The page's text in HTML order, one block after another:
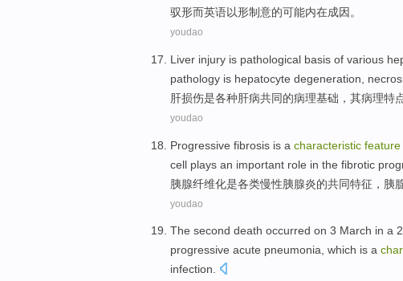
驭形而英语以形制意的可能内在成因。
youdao
Liver injury is pathological basis of various
pathology is hepatocyte degeneration
肝损伤是各种肝病共同的病理基础 ， 其病理特
youdao
Progressive fibrosis is a characteristic feature
cell plays an important role in the fibrotic
胰腺纤维化是各类慢性胰腺炎的共同特征 ，胰
youdao
The second death occurred on 3 March in a
progressive acute pneumonia, which is a
infection.